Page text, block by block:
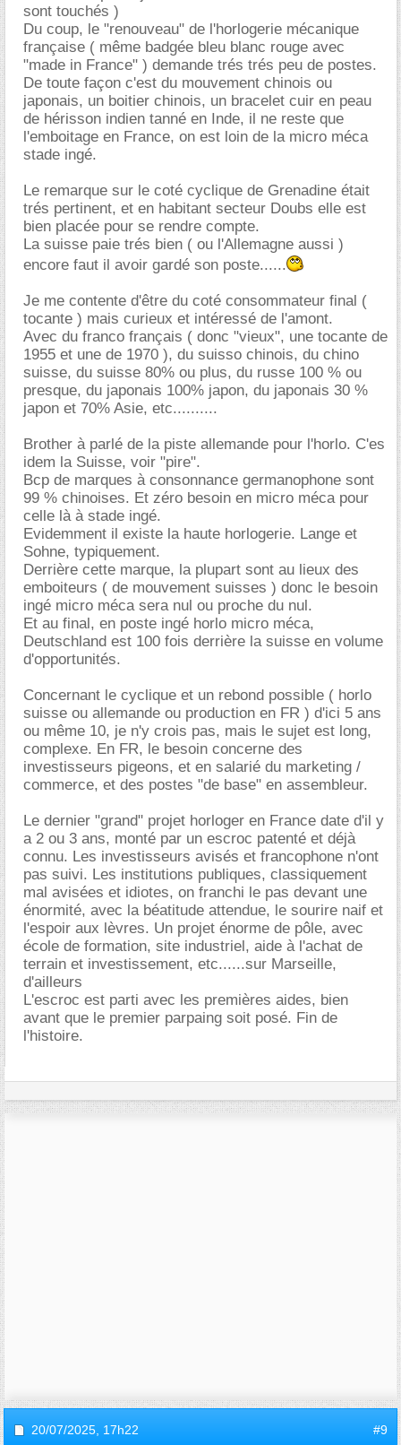
sont touchés )
Du coup, le "renouveau" de l'horlogerie mécanique
française ( même badgée bleu blanc rouge avec
"made in France" ) demande trés trés peu de postes.
De toute façon c'est du mouvement chinois ou
japonais, un boitier chinois, un bracelet cuir en peau
de hérisson indien tanné en Inde, il ne reste que
l'emboitage en France, on est loin de la micro méca
stade ingé.
Le remarque sur le coté cyclique de Grenadine était
trés pertinent, et en habitant secteur Doubs elle est
bien placée pour se rendre compte.
La suisse paie trés bien ( ou l'Allemagne aussi )
encore faut il avoir gardé son poste......
Je me contente d'être du coté consommateur final (
tocante ) mais curieux et intéressé de l'amont.
Avec du franco français ( donc "vieux", une tocante de
1955 et une de 1970 ), du suisso chinois, du chino
suisse, du suisse 80% ou plus, du russe 100 % ou
presque, du japonais 100% japon, du japonais 30 %
japon et 70% Asie, etc..........
Brother à parlé de la piste allemande pour l'horlo. C'es
idem la Suisse, voir "pire".
Bcp de marques à consonnance germanophone sont
99 % chinoises. Et zéro besoin en micro méca pour
celle là à stade ingé.
Evidemment il existe la haute horlogerie. Lange et
Sohne, typiquement.
Derrière cette marque, la plupart sont au lieux des
emboiteurs ( de mouvement suisses ) donc le besoin
ingé micro méca sera nul ou proche du nul.
Et au final, en poste ingé horlo micro méca,
Deutschland est 100 fois derrière la suisse en volume
d'opportunités.
Concernant le cyclique et un rebond possible ( horlo
suisse ou allemande ou production en FR ) d'ici 5 ans
ou même 10, je n'y crois pas, mais le sujet est long,
complexe. En FR, le besoin concerne des
investisseurs pigeons, et en salarié du marketing /
commerce, et des postes "de base" en assembleur.
Le dernier "grand" projet horloger en France date d'il y
a 2 ou 3 ans, monté par un escroc patenté et déjà
connu. Les investisseurs avisés et francophone n'ont
pas suivi. Les institutions publiques, classiquement
mal avisées et idiotes, on franchi le pas devant une
énormité, avec la béatitude attendue, le sourire naif et
l'espoir aux lèvres. Un projet énorme de pôle, avec
école de formation, site industriel, aide à l'achat de
terrain et investissement, etc......sur Marseille,
d'ailleurs
L'escroc est parti avec les premières aides, bien
avant que le premier parpaing soit posé. Fin de
l'histoire.
20/07/2025, 17h22 #9